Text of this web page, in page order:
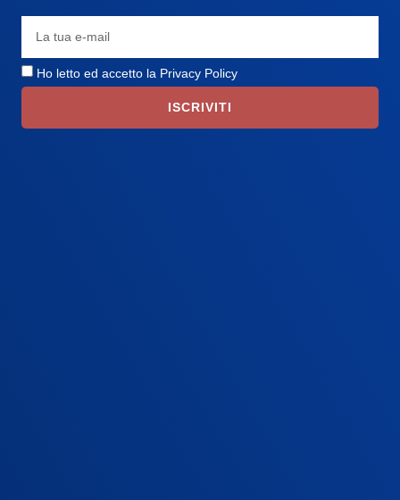
Ho letto ed accetto la Privacy Policy
ISCRIVITI